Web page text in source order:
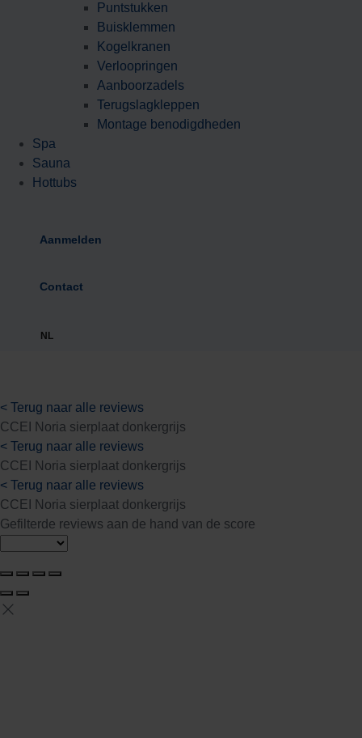
Puntstukken
Buisklemmen
Kogelkranen
Verloopringen
Aanboorzadels
Terugslagkleppen
Montage benodigdheden
Spa
Sauna
Hottubs
Aanmelden
Contact
NL
< Terug naar alle reviews
CCEI Noria sierplaat donkergrijs
< Terug naar alle reviews
CCEI Noria sierplaat donkergrijs
< Terug naar alle reviews
CCEI Noria sierplaat donkergrijs
Gefilterde reviews aan de hand van de score